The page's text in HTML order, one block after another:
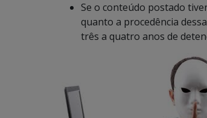
Se o conteúdo postado
quanto a procedência
três a quatro anos de